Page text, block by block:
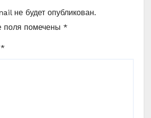
не будет опубликован.
поля помечены *
*